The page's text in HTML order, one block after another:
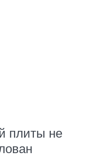
плиты не